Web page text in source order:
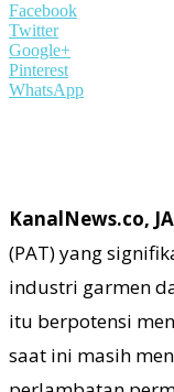
Facebook
Twitter
Google+
Pinterest
WhatsApp
KanalNews.co,
(PAT) yang
industri garmen
itu berpotensi
saat ini masih